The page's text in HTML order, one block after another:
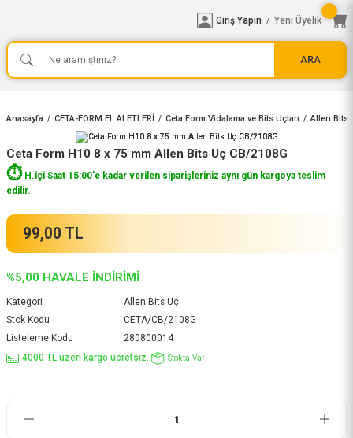
ARA
Giriş Yapın / Yeni Üyelik
Anasayfa CETA-FORM EL ALETLERİ Ceta Form Vidalama ve Bits Uçları Allen Bits
Ceta Form H10 8 x 75 mm Allen Bits Uç CB/2108G
⏱️H.içi Saat 15:00'e kadar verilen siparişleriniz aynı gün kargoya teslim
edilir.
99,00 TL
%5,00 HAVALE İNDİRİMİ
Kategori
Allen Bits Uç
Stok Kodu
CETA/CB/2108G
Listeleme Kodu
280800014
4000 TL üzeri kargo ücretsiz..
Stokta Var